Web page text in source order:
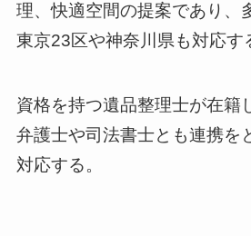
理、快適空間の提案であり、
東京23区や神奈川県も対応す
資格を持つ遺品整理士が在籍
弁護士や司法書士とも連携を
対応する。